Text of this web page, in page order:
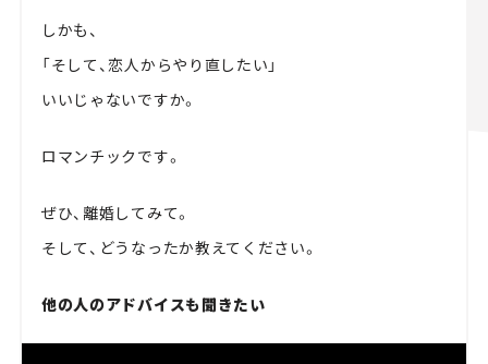
しかも、
「そして、恋人からやり直したい」
いいじゃないですか。
ロマンチックです。
ぜひ、離婚してみて。
そして、どうなったか教えてください。
他の人のアドバイスも聞きたい